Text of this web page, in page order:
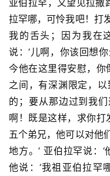
亚伯拉罕，又望见拉撒
拉罕哪，可怜我吧！打
我的舌头；因为我在
说：‘儿啊，你该回想
今他在这里得安慰，
之间，有深渊限定，
的；要从那边过到我们
啊！既是这样，求你
五个弟兄，他可以对他
地方。’ 亚伯拉罕说：
他说：‘我祖亚伯拉罕